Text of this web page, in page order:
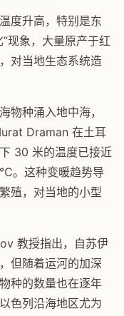
度升高，特别是东
现象，大量原产于红
对当地生态系统造
物种涌入地中海，
Draman 在土耳
30 米的温度已接近
。这种变暖趋势导
殖，对当地的小型
教授指出，自苏伊
但随着运河的加深
种的数量也在逐年
色列沿海地区尤为